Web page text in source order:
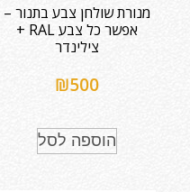
מנורת שולחן צבע בתנור –
אפשר כל צבע RAL +
צילינדר
₪500
הוספה לסל